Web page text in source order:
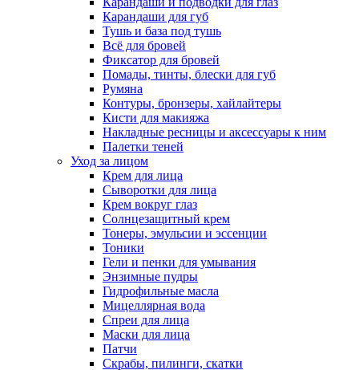
Карандаши для губ
Тушь и база под тушь
Всё для бровей
Фиксатор для бровей
Помады, тинты, блески для губ
Румяна
Контуры, бронзеры, хайлайтеры
Кисти для макияжа
Накладные ресницы и аксессуары к ним
Палетки теней
Уход за лицом
Крем для лица
Сыворотки для лица
Крем вокруг глаз
Солнцезащитный крем
Тонеры, эмульсии и эссенции
Тоники
Гели и пенки для умывания
Энзимные пудры
Гидрофильные масла
Мицеллярная вода
Спреи для лица
Маски для лица
Патчи
Скрабы, пилинги, скатки